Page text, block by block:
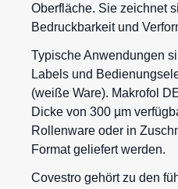
Oberfläche. Sie zeichnet
Bedruckbarkeit und
Typische Anwendungen
Labels und
(weiße Ware). Makrofol
Dicke von 300 µm
Rollenware oder in
Format geliefert werden.
Covestro gehört zu den